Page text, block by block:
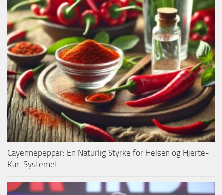
Cayennepepper: En Naturlig Styrke for Helsen og Hjerte-
Kar-Systemet